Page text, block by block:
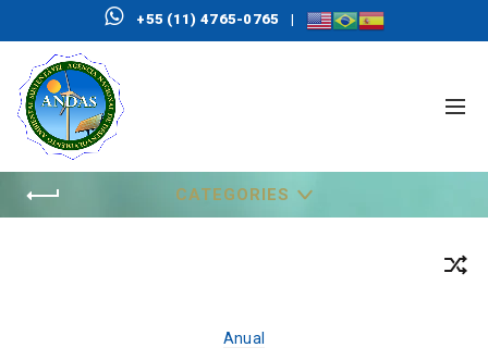
+55 (11) 4765-0765 |
CATEGORIES
Anual